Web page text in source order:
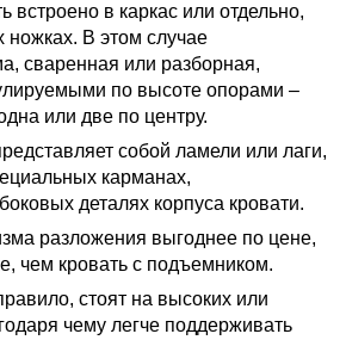
встроено в каркас или отдельно,
ножках. В этом случае
сваренная или разборная,
по высоте опорами –
или две по центру.
собой ламели или лаги,
карманах,
деталях корпуса кровати.
разложения выгоднее по цене,
чем кровать с подъемником.
стоят на высоких или
чему легче поддерживать